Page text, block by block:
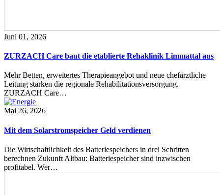
Juni 01, 2026
ZURZACH Care baut die etablierte Rehaklinik Limmattal aus
Mehr Betten, erweitertes Therapieangebot und neue chefärztliche
Leitung stärken die regionale Rehabilitationsversorgung.
ZURZACH Care…
Mai 26, 2026
Mit dem Solarstromspeicher Geld verdienen
Die Wirtschaftlichkeit des Batteriespeichers in drei Schritten
berechnen Zukunft Altbau: Batteriespeicher sind inzwischen
profitabel. Wer…